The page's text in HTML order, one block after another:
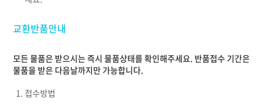
교환반품안내
모든 물품은 받으시는 즉시 물품상태를 확인해주세요. 반품접수 기간은
물품을 받은 다음날까지만 가능합니다.
접수방법